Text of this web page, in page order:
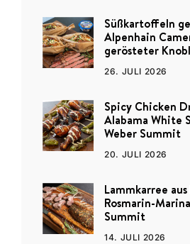
Süßkartoffeln
Alpenhain
gerösteter
26. JULI 2026
Spicy Chicken
Alabama White
Weber Summit
20. JULI 2026
Lammkarree
Rosmarin-
Summit
14. JULI 2026